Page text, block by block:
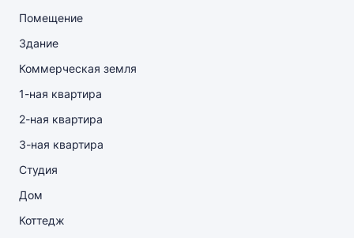
Помещение
Здание
Коммерческая земля
1-ная квартира
2-ная квартира
3-ная квартира
Студия
Дом
Коттедж